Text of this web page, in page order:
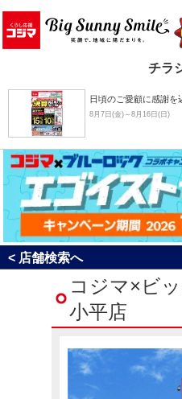
チラ
日頃のご愛顧に感謝を
8月7日(金)～8月16日(日)
8月おすすめチラシ
8月1日(土)～8月31日(月)
決算売り尽くしセール
コジマ×ブルーロック
コジ坊＆マコちゃんの
< 店舗検索へ
コジマ×ビ
小平店